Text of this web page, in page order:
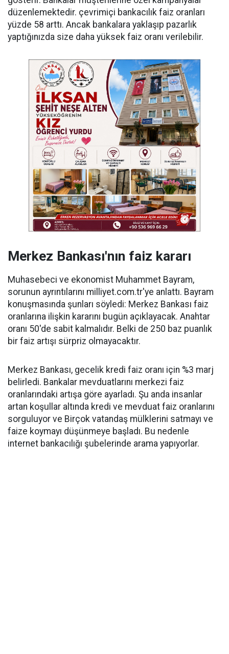
düzenlemektedir. çevrimiçi bankacılık faiz oranları
yüzde 58 arttı. Ancak bankalara yaklaşıp pazarlık
yaptığınızda size daha yüksek faiz oranı verilebilir.
Merkez Bankası'nın faiz kararı
Muhasebeci ve ekonomist Muhammet Bayram,
sorunun ayrıntılarını milliyet.com.tr'ye anlattı. Bayram
konuşmasında şunları söyledi: Merkez Bankası faiz
oranlarına ilişkin kararını bugün açıklayacak. Anahtar
oranı 50'de sabit kalmalıdır. Belki de 250 baz puanlık
bir faiz artışı sürpriz olmayacaktır.
Merkez Bankası, gecelik kredi faiz oranı için %3 marj
belirledi. Bankalar mevduatlarını merkezi faiz
oranlarındaki artışa göre ayarladı. Şu anda insanlar
artan koşullar altında kredi ve mevduat faiz oranlarını
sorguluyor ve Birçok vatandaş mülklerini satmayı ve
faize koymayı düşünmeye başladı. Bu nedenle
internet bankacılığı şubelerinde arama yapıyorlar.